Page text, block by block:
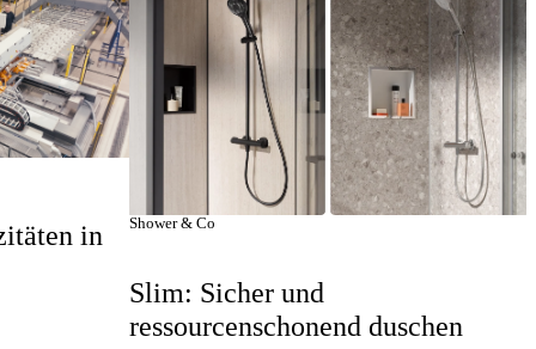
in Shower & Co
Slim: Sicher und
ressourcenschonend duschen